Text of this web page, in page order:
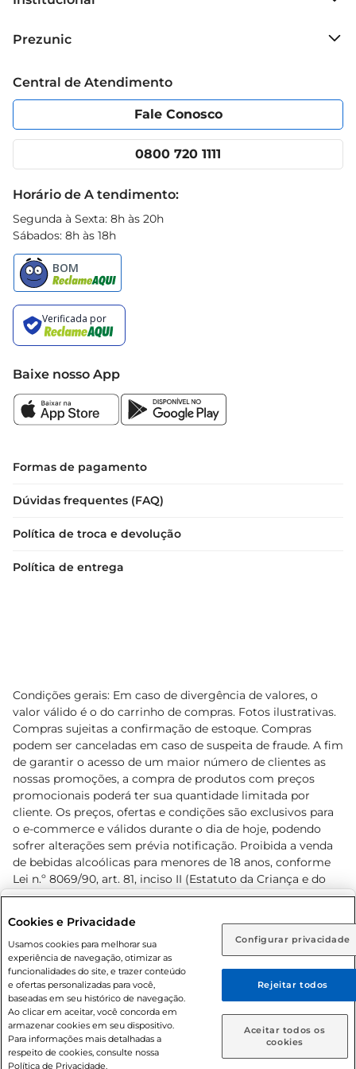
Rio de Janeiro (RJ) Goiás (GO)
Ou
Caso queira comprar online, informe como deseja receber
suas compras:
Entrega em casa Retire em Loja
Grupo Cencosud
Política de Privacidade
Portal do fornecedor
Cencosud Media
Prezunic
Código de Ética
App Prezunic
Central de Atendimento
Fale Conosco
0800 720 1111
Horário de A tendimento:
Segunda à Sexta: 8h às 20h
Sábados: 8h às 18h
Baixe nosso App
Formas de pagamento
Dúvidas frequentes (FAQ)
Política de troca e devolução
Política de entrega
Condições gerais: Em caso de divergência de valores, o
valor válido é o do carrinho de compras. Fotos ilustrativas.
Compras sujeitas a confirmação de estoque. Compras
podem ser canceladas em caso de suspeita de fraude. A fim
de garantir o acesso de um maior número de clientes as
nossas promoções, a compra de produtos com preços
promocionais poderá ter sua quantidade limitada por
cliente. Os preços, ofertas e condições são exclusivos para
o e-commerce e válidos durante o dia de hoje, podendo
sofrer alterações sem prévia notificação. Proibida a venda
de bebidas alcoólicas para menores de 18 anos, conforme
Lei n.º 8069/90, art. 81, inciso II (Estatuto da Criança e do
Adolescente). Preços e condições exclusivos para o
prévio. O valor mínimo para as compras on-line é de R$
80,00.
© 2026 Copyright. Todos os direitos
reservados Prezunic.
Cookies e Privacidade
Usamos cookies para melhorar sua
experiência de navegação, otimizar as
funcionalidades do site, e trazer conteúdo
e ofertas personalizadas para você,
baseadas em seu histórico de navegação.
Ao clicar em aceitar, você concorda em
armazenar cookies em seu dispositivo.
Para informações mais detalhadas a
respeito de cookies, consulte nossa
Política de Privacidade.
Configurar privacidade
Rejeitar todos
Aceitar todos os
cookies